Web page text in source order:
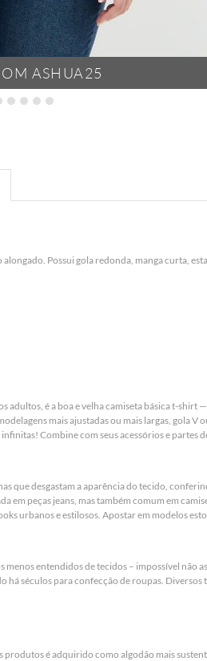
ASHUA25
Possui gola redonda, manga curta,
é a boa e velha camiseta básica t-shirt
mais ajustadas ou mais largas, gola V
Combine com seus acessórios e partes
que desgastam a aparência do tecido,
em peças jeans, mas também comum em
urbanos e estilosos. Apostar em modelos
entendidos de tecidos – impossível não
séculos para confecção de roupas. Diversos
é adquirido como algodão mais